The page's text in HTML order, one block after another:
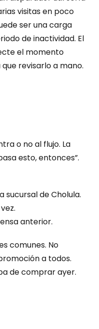
visitas en poco
ser una carga
de inactividad. El
el momento
revisarlo a mano.
o no al flujo. La
esto, entonces”.
de Cholula.
anterior.
comunes. No
a todos.
de comprar ayer.